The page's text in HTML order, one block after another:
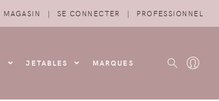
MAGASIN | SE CONNECTER | PROFESSIONNEL
JETABLES MARQUES